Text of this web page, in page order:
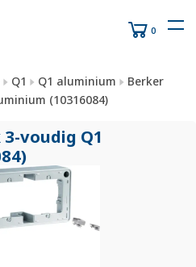
0
Q1 Q1 aluminium
Berker
(10316084)
voudig Q1